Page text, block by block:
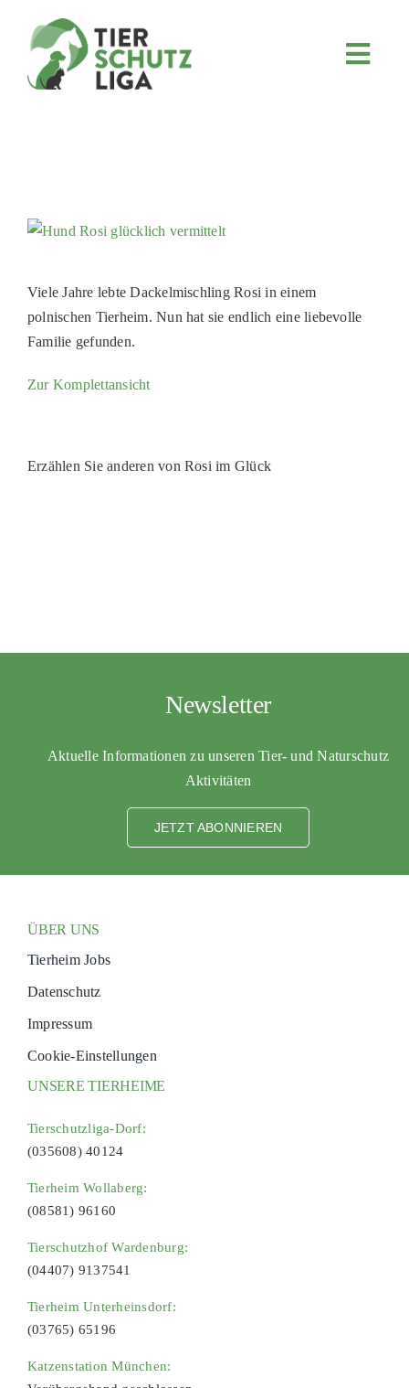
KOOPERATIONEN
4KIDS
TIERHEIME
HELFER WERDEN
Viele Jahre lebte Dackelmischling Rosi in einem
polnischen Tierheim. Nun hat sie endlich eine liebevolle
Familie gefunden.
Zur Komplettansicht
Erzählen Sie anderen von Rosi im Glück
Newsletter
Aktuelle Informationen zu unseren Tier- und Naturschutz
Aktivitäten
JETZT ABONNIEREN
ÜBER UNS
Tierheim Jobs
Datenschutz
Impressum
Cookie-Einstellungen
UNSERE TIERHEIME
Tierschutzliga-Dorf:
(035608) 40124
Tierheim Wollaberg:
(08581) 96160
Tierschutzhof Wardenburg:
(04407) 9137541
Tierheim Unterheinsdorf:
(03765) 65196
Katzenstation München: